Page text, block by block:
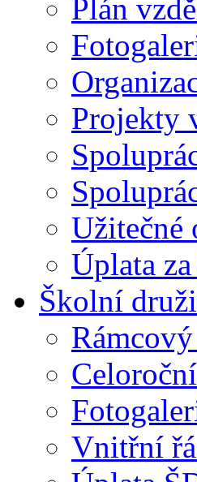
Plán
Projekty
Užitečné
Úplata
Školní
Vnitřní